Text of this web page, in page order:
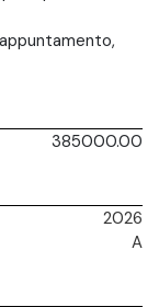
385000.00
2026
A